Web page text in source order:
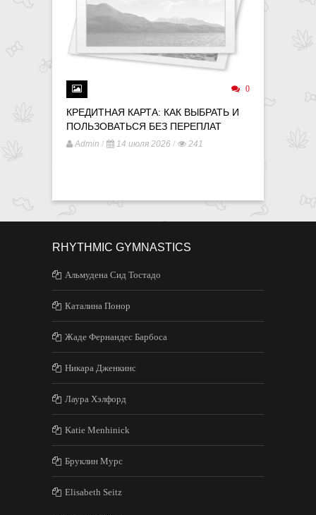
0
КРЕДИТНАЯ КАРТА: КАК ВЫБРАТЬ И
ПОЛЬЗОВАТЬСЯ БЕЗ ПЕРЕПЛАТ
Admin / 14 июля 2026 / 241
RHYTHMIC GYMNASTICS
Альмудена Сид Тостадо
Каталина Понор
Жаде Фернандес Барбоса
Никара Дженкинс
Лаура Хэлфорд
Katie Menhinick
Бруклин Мурс
Elisabeth Seitz